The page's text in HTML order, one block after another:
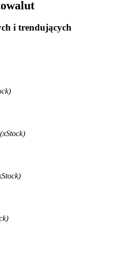
i elastyczne zainteresowania
pasywny
i trendujących